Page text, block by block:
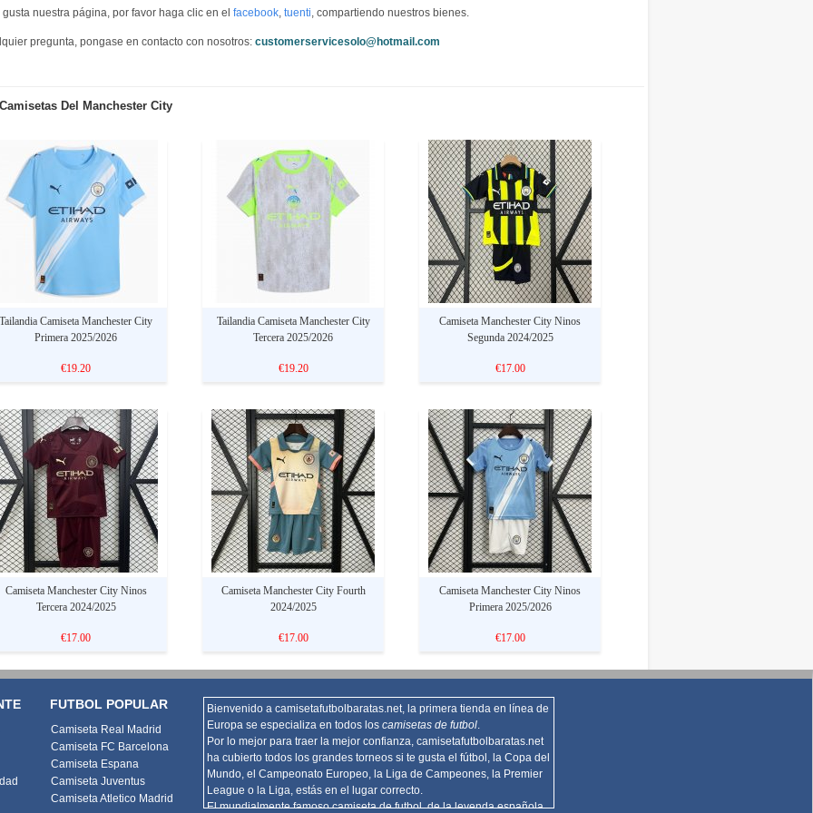
gusta nuestra página, por favor haga clic en el facebook, tuenti, compartiendo nuestros bienes.
pregunta, pongase en contacto con nosotros: customerservicesolo@hotmail.com
Camisetas Del Manchester City
Tailandia Camiseta Manchester City
Primera 2025/2026
€19.20
Tailandia Camiseta Manchester City
Tercera 2025/2026
€19.20
Camiseta Manchester City Ninos
Segunda 2024/2025
€17.00
Camiseta Manchester City Ninos
Tercera 2024/2025
€17.00
Camiseta Manchester City Fourth
2024/2025
€17.00
Camiseta Manchester City Ninos
Primera 2025/2026
€17.00
FUTBOL POPULAR
Camiseta Real Madrid
Camiseta FC Barcelona
Camiseta Espana
Camiseta Juventus
Camiseta Atletico Madrid
Bienvenido a camisetafutbolbaratas.net, la primera tienda en línea de
Europa se especializa en todos los camisetas de futbol.
Por lo mejor para traer la mejor confianza, camisetafutbolbaratas.net
ha cubierto todos los grandes torneos si te gusta el fútbol, la Copa del
Mundo, el Campeonato Europeo, la Liga de Campeones, la Premier
League o la Liga, estás en el lugar correcto.
El mundialmente famoso camiseta de futbol, de la leyenda española